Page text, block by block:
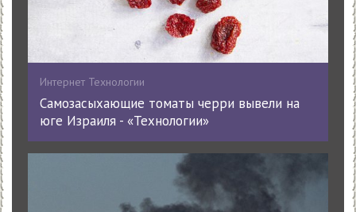
Интернет Технологии
Самозасыхающие томаты черри вывели на
юге Израиля - «Технологии»